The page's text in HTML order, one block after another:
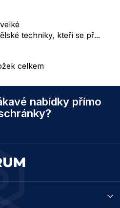
techniky, kteří se př...
O
l
á
d
a
p
v
y
celkem
nabídky přímo